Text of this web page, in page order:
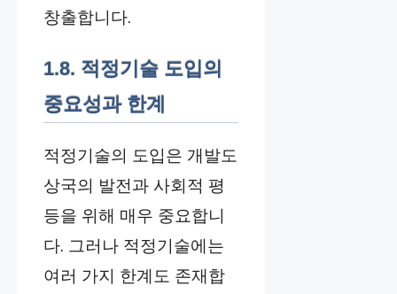
창출합니다.
1.8. 적정기술 도입의
중요성과 한계
적정기술의 도입은 개발도
상국의 발전과 사회적 평
등을 위해 매우 중요합니
다. 그러나 적정기술에는
여러 가지 한계도 존재합